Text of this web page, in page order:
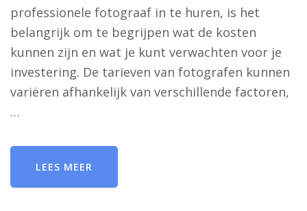
professionele fotograaf in te huren, is het
belangrijk om te begrijpen wat de kosten
kunnen zijn en wat je kunt verwachten voor je
investering. De tarieven van fotografen kunnen
variëren afhankelijk van verschillende factoren,
…
LEES MEER